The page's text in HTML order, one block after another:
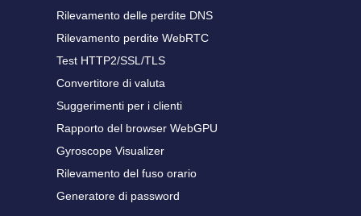
Rilevamento delle perdite DNS
Rilevamento perdite WebRTC
Test HTTP2/SSL/TLS
Convertitore di valuta
Suggerimenti per i clienti
Rapporto del browser WebGPU
Gyroscope Visualizer
Rilevamento del fuso orario
Generatore di password